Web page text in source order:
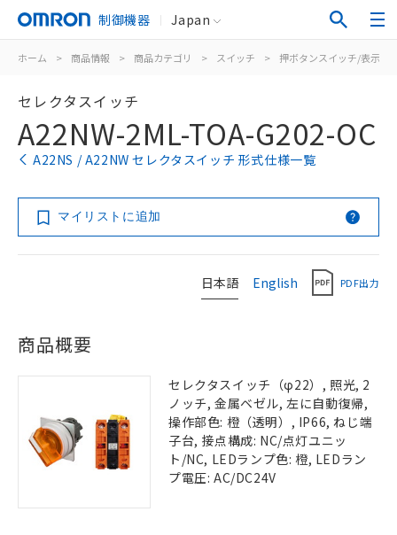
制御機器 Japan
ホーム > 商品情報 > 商品カテゴリ > スイッチ > 押ボタンスイッチ/表示灯
セレクタスイッチ
A22NW-2ML-TOA-G202-OC
A22NS / A22NW セレクタスイッチ 形式仕様一覧
マイリストに追加
日本語 English PDF出力
商品概要
セレクタスイッチ（φ22）, 照光, 2
ノッチ, 金属ベゼル, 左に自動復帰,
操作部色: 橙（透明）, IP66, ねじ端
子台, 接点構成: NC/点灯ユニッ
ト/NC, LEDランプ色: 橙, LEDラン
プ電圧: AC/DC24V